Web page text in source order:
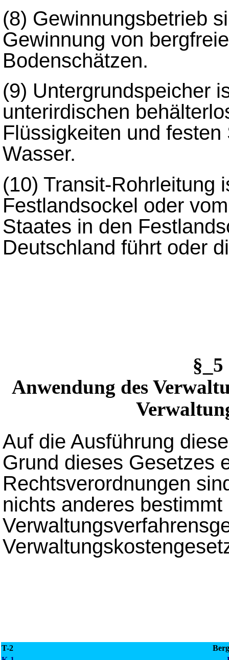
(8) Gewinnungsbetrieb
Gewinnung von
Bodenschätzen.
(9) Untergrundspeicher
unterirdischen
Flüssigkeiten und
Wasser.
(10) Transit-Rohrleitung
Festlandsockel oder
Staates in den
Deutschland führt oder
Anwendung des
Auf die Ausführung
Grund dieses Gesetzes
Rechtsverordnungen
nichts anderes bestimmt
T-2